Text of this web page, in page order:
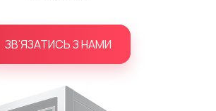
ЗВ’ЯЗАТИСЬ З НАМИ